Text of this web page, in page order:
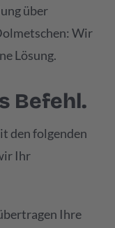
über
Wir
Lösung.
Befehl.
den folgenden
Ihr
Ihre